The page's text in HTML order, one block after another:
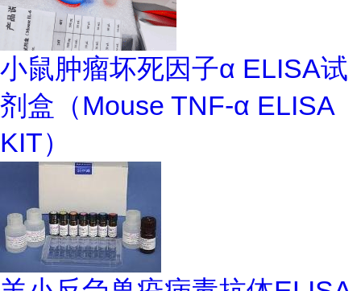
小鼠肿瘤坏死因子α ELISA试
剂盒（Mouse TNF-α ELISA
KIT）